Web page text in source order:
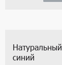
синий